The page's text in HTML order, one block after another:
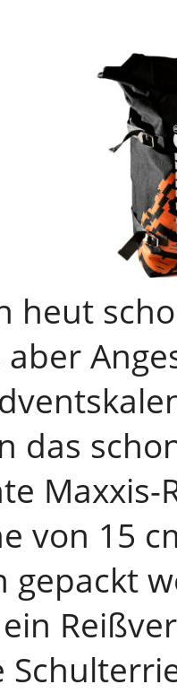
heut
das
Maxxis-
von 15
gepackt